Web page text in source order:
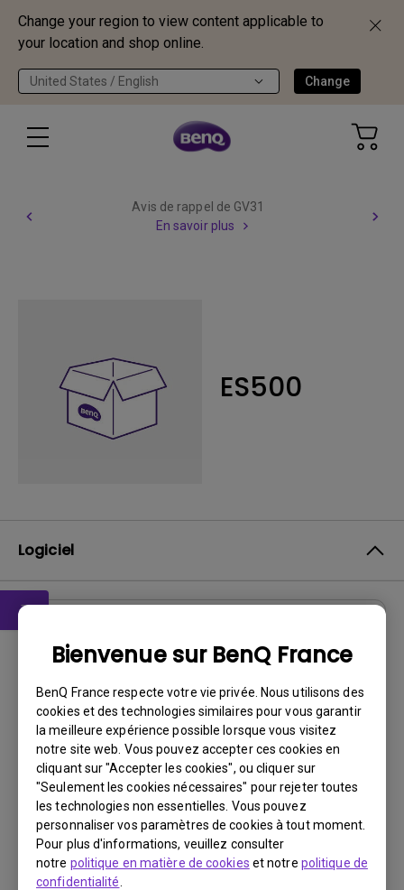
Change your region to view content applicable to
your location and shop online.
United States / English Change
Bienvenue sur BenQ France
BenQ France respecte votre vie privée. Nous utilisons des
cookies et des technologies similaires pour vous garantir
la meilleure expérience possible lorsque vous visitez
notre site web. Vous pouvez accepter ces cookies en
cliquant sur "Accepter les cookies", ou cliquer sur
"Seulement les cookies nécessaires" pour rejeter toutes
les technologies non essentielles. Vous pouvez
personnaliser vos paramètres de cookies à tout moment.
Pour plus d'informations, veuillez consulter
notre politique en matière de cookies et notre politique de
confidentialité
Avis de rappel de GV31
En savoir plus
ES500
Logiciel
DMS Local WW
Système d’exploitation:
Windows
OS Version:
Version:V 3.2.9.0
Mise à jour:
2025/07/10
Télécharger